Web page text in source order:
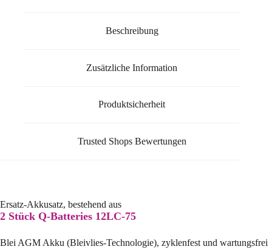
Beschreibung
Zusätzliche Information
Produktsicherheit
Trusted Shops Bewertungen
Ersatz-Akkusatz, bestehend aus
2 Stück Q-Batteries 12LC-75
Blei AGM Akku (Bleivlies-Technologie), zyklenfest und wartungsfrei